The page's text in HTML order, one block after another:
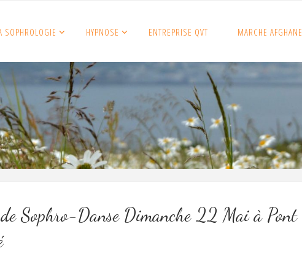
SOPHROLOGIE HYPNOSE ENTREPRISE QVT MARCHE AFGHANE
Sophro-Danse Dimanche 22 Mai à Pont